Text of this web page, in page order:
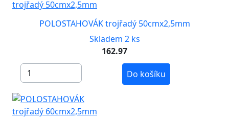
POLOSTAHOVÁK trojřadý 50cmx2,5mm
Skladem 2 ks
162.97
Do košíku